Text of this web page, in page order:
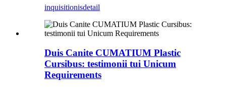
inquisitionisdetail
Duis Canite CUMATIUM Plastic
Cursibus: testimonii tui Unicum
Requirements